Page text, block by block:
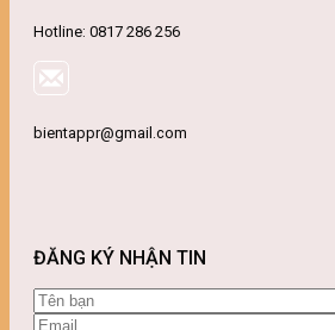
Hotline: 0817 286 256
bientappr@gmail.com
ĐĂNG KÝ NHẬN TIN